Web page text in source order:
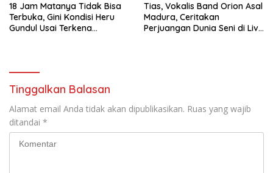
18 Jam Matanya Tidak Bisa
Terbuka, Gini Kondisi Heru
Gundul Usai Terkena
Tias, Vokalis Band Orion Asal
Madura, Ceritakan
Perjuangan Dunia Seni di Live
Tinggalkan Balasan
Alamat email Anda tidak akan dipublikasikan. Ruas yang wajib
ditandai *